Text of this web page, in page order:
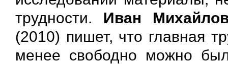
трудности. Иван
(2010) пишет, что главная
менее свободно можно